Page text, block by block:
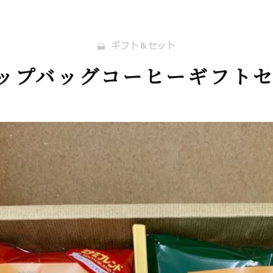
ギフト＆セット
プバッグコーヒーギフト